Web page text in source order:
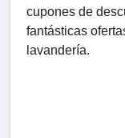
cupones de
fantásticas
lavandería.